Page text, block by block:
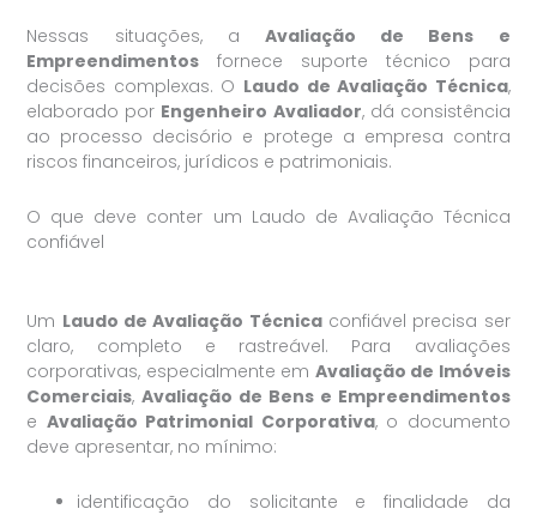
Nessas situações, a Avaliação de Bens e
Empreendimentos fornece suporte técnico para
decisões complexas. O Laudo de Avaliação Técnica,
elaborado por Engenheiro Avaliador, dá consistência
ao processo decisório e protege a empresa contra
riscos financeiros, jurídicos e patrimoniais.
O que deve conter um Laudo de Avaliação Técnica
confiável
Um Laudo de Avaliação Técnicaconfiável precisa ser
claro, completo e rastreável. Para avaliações
corporativas, especialmente em Avaliação de Imóveis
Comerciais,Avaliação de Bens e Empreendimentos
e Avaliação Patrimonial Corporativa, o documento
deve apresentar, no mínimo:
identificação do solicitante e finalidade da